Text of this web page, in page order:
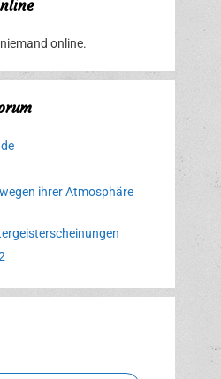
online.
ihrer Atmosphäre
Verbotene